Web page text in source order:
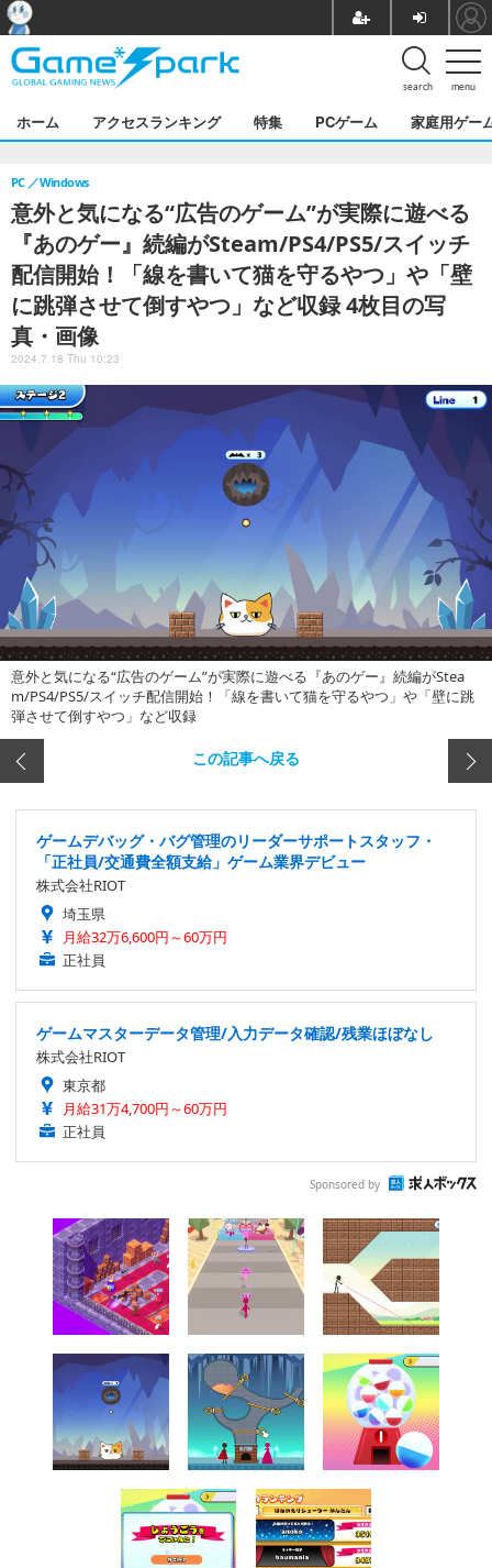
menu
search
ホーム アクセスランキング 特集 PCゲーム 家庭用ゲー
意外と気になる“広告のゲーム”が実際に遊べる
『あのゲー』続編がSteam/PS4/PS5/スイッチ
配信開始！「線を書いて猫を守るやつ」や「壁
に跳弾させて倒すやつ」など収録 4枚目の写
真・画像
PC Windows
2024.7.18 Thu 10:23
意外と気になる“広告のゲーム”が実際に遊べる『あのゲー』続編がStea
m/PS4/PS5/スイッチ配信開始！「線を書いて猫を守るやつ」や「壁に跳
弾させて倒すやつ」など収録
この記事へ戻る
ゲームデバッグ・バグ管理のリーダーサポートスタッフ・
「正社員/交通費全額支給」ゲーム業界デビュー
株式会社RIOT
埼玉県
月給32万6,600円～60万円
正社員
ゲームマスターデータ管理/入力データ確認/残業ほぼなし
株式会社RIOT
東京都
月給31万4,700円～60万円
正社員
Sponsored by